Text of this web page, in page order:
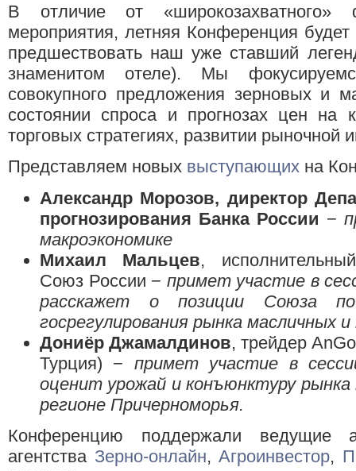
В отличие от «широкозахватного»
мероприятия, летняя Конференция
предшествовать наш уже ставший
знаменитом отеле). Мы
совокупного предложения зерновых и
состоянии спроса и прогнозах цен на
торговых стратегиях, развитии рыночной
Представляем новых выступающих на
Александр Морозов, директор
прогнозирования Банка России −
макроэкономике
Михаил Мальцев,
Cоюз России − примет участие в
расскажет о позиции Cоюза
госрегулирования рынка масличных
Дониёр Джамалдинов, трейдер
Турция) − примет участие в
оценит урожай и конъюнктуру
регионе Причерноморья.
Конференцию поддержали ведущие
агентства Зерно-онлайн, Агроинвестор,